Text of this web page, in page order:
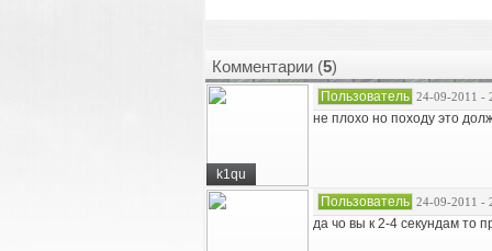
Комментарии (5)
k1qu
Пользователь 24-09-2011 -
не плохо но походу это
Пользователь 24-09-2011 -
да чо вы к 2-4 секундам то